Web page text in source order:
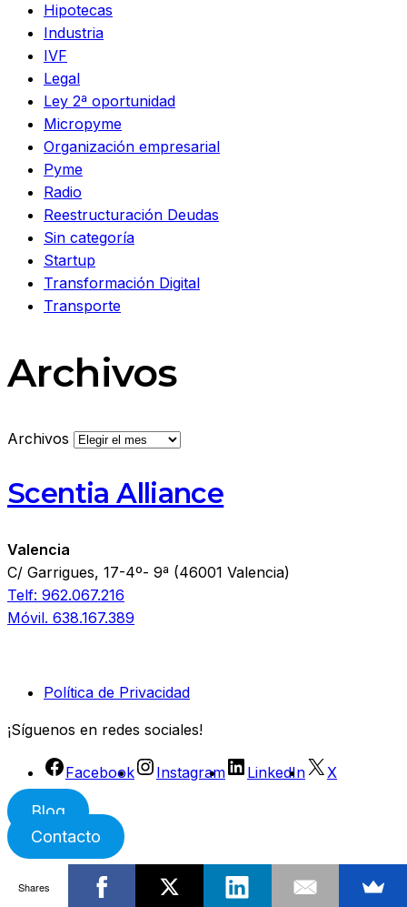
Hipotecas
Industria
IVF
Legal
Ley 2ª oportunidad
Micropyme
Organización empresarial
Pyme
Radio
Reestructuración Deudas
Sin categoría
Startup
Transformación Digital
Transporte
Archivos
Archivos
Scentia Alliance
Valencia
C/ Garrigues, 17-4º- 9ª (46001 Valencia)
Telf: 962.067.216
Móvil. 638.167.389
Política de Privacidad
¡Síguenos en redes sociales!
Facebook Instagram LinkedIn X
Blog
Contacto
Shares